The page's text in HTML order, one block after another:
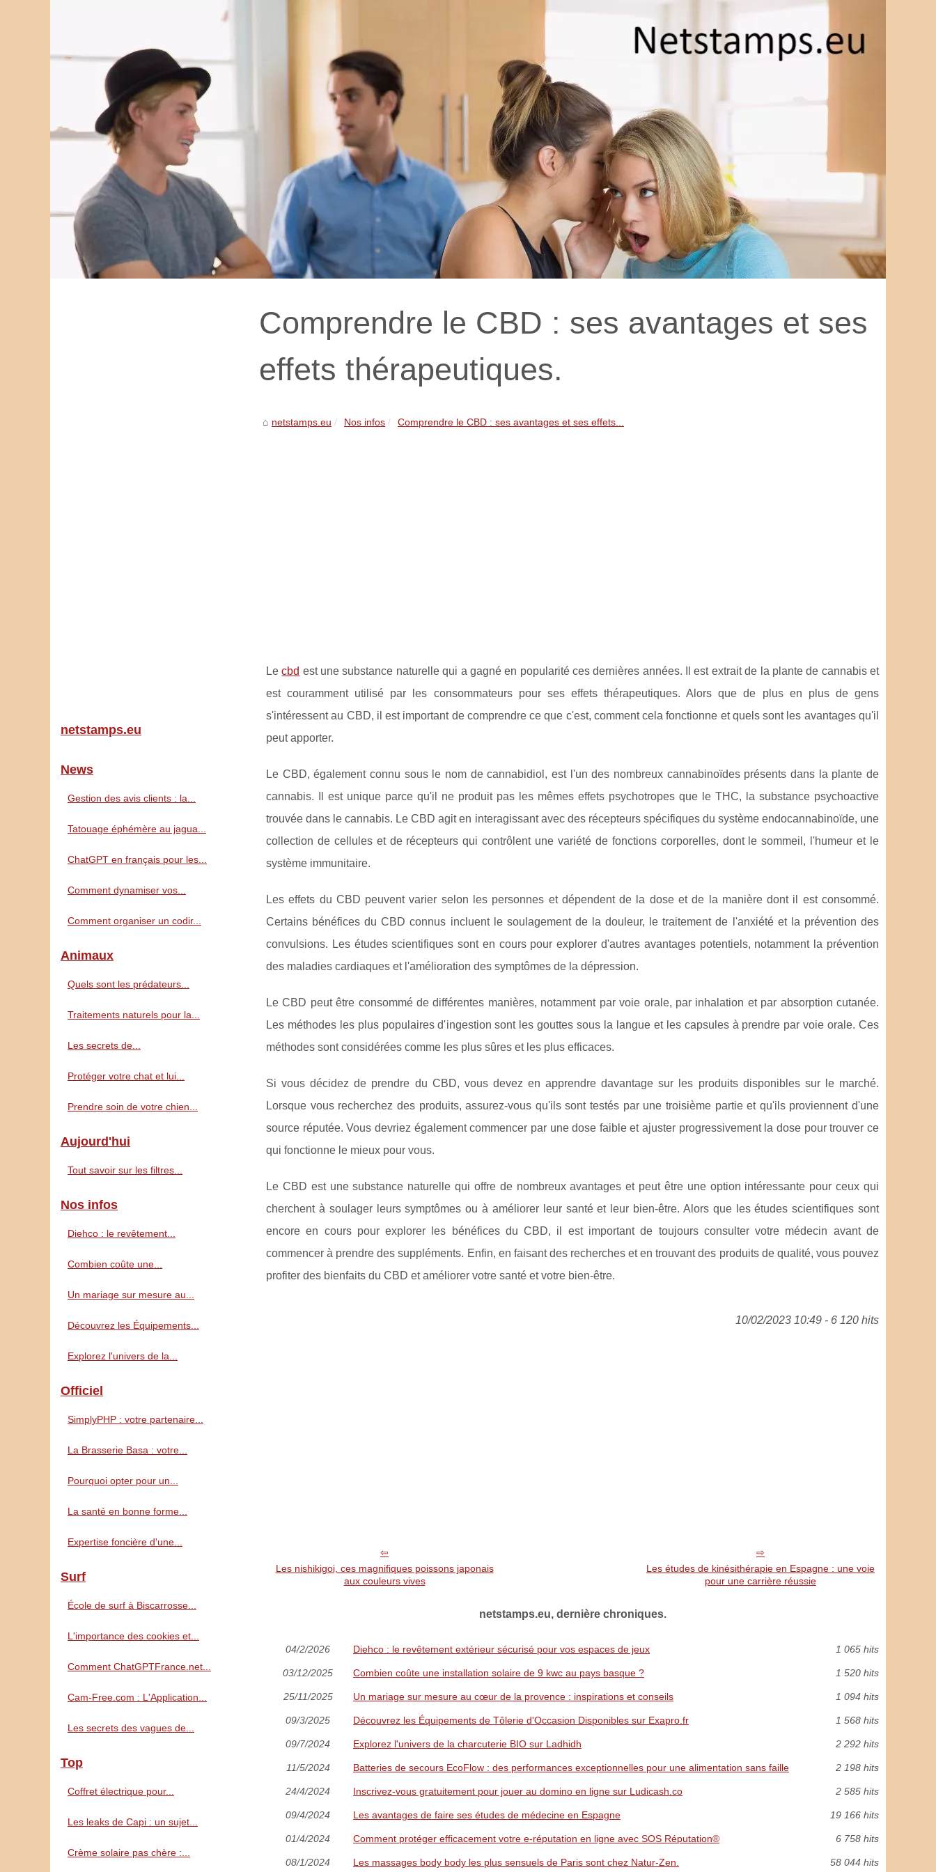
Comprendre le CBD : ses avantages et ses
effets thérapeutiques.
netstamps.eu Nos infos Comprendre le CBD : ses avantages et ses effets...
Lecbd est une substance naturelle qui a gagné en popularité ces dernières années. Il est extrait de la plante de cannabis et
est couramment utilisé par les consommateurs pour ses effets thérapeutiques. Alors que de plus en plus de gens
s'intéressent au CBD, il est important de comprendre ce que c'est, comment cela fonctionne et quels sont les avantages qu'il
peut apporter.
Le CBD, également connu sous le nom de cannabidiol, est l'un des nombreux cannabinoïdes présents dans la plante de
cannabis. Il est unique parce qu'il ne produit pas les mêmes effets psychotropes que le THC, la substance psychoactive
trouvée dans le cannabis. Le CBD agit en interagissant avec des récepteurs spécifiques du système endocannabinoïde, une
collection de cellules et de récepteurs qui contrôlent une variété de fonctions corporelles, dont le sommeil, l'humeur et le
système immunitaire.
Les effets du CBD peuvent varier selon les personnes et dépendent de la dose et de la manière dont il est consommé.
Certains bénéfices du CBD connus incluent le soulagement de la douleur, le traitement de l'anxiété et la prévention des
convulsions. Les études scientifiques sont en cours pour explorer d'autres avantages potentiels, notamment la prévention
des maladies cardiaques et l'amélioration des symptômes de la dépression.
Le CBD peut être consommé de différentes manières, notamment par voie orale, par inhalation et par absorption cutanée.
Les méthodes les plus populaires d'ingestion sont les gouttes sous la langue et les capsules à prendre par voie orale. Ces
méthodes sont considérées comme les plus sûres et les plus efficaces.
Si vous décidez de prendre du CBD, vous devez en apprendre davantage sur les produits disponibles sur le marché.
Lorsque vous recherchez des produits, assurez-vous qu'ils sont testés par une troisième partie et qu'ils proviennent d'une
source réputée. Vous devriez également commencer par une dose faible et ajuster progressivement la dose pour trouver ce
qui fonctionne le mieux pour vous.
Le CBD est une substance naturelle qui offre de nombreux avantages et peut être une option intéressante pour ceux qui
cherchent à soulager leurs symptômes ou à améliorer leur santé et leur bien-être. Alors que les études scientifiques sont
encore en cours pour explorer les bénéfices du CBD, il est important de toujours consulter votre médecin avant de
commencer à prendre des suppléments. Enfin, en faisant des recherches et en trouvant des produits de qualité, vous pouvez
profiter des bienfaits du CBD et améliorer votre santé et votre bien-être.
10/02/2023 10:49 - 6 120 hits
Les nishikigoi, ces magnifiques poissons japonais
aux couleurs vives
Les études de kinésithérapie en Espagne : une voie
pour une carrière réussie
netstamps.eu, dernière chroniques.
04/2/2026 Diehco : le revêtement extérieur sécurisé pour vos espaces de jeux 1 065 hits
03/12/2025 Combien coûte une installation solaire de 9 kwc au pays basque ? 1 520 hits
25/11/2025 Un mariage sur mesure au cœur de la provence : inspirations et conseils 1 094 hits
09/3/2025 Découvrez les Équipements de Tôlerie d'Occasion Disponibles sur Exapro.fr 1 568 hits
09/7/2024 Explorez l'univers de la charcuterie BIO sur Ladhidh 2 292 hits
11/5/2024 Batteries de secours EcoFlow : des performances exceptionnelles pour une alimentation sans faille 2 198 hits
24/4/2024 Inscrivez-vous gratuitement pour jouer au domino en ligne sur Ludicash.co 2 585 hits
09/4/2024 Les avantages de faire ses études de médecine en Espagne 19 166 hits
01/4/2024 Comment protéger efficacement votre e-réputation en ligne avec SOS Réputation® 6 758 hits
08/1/2024 Les massages body body les plus sensuels de Paris sont chez Natur-Zen. 58 044 hits
netstamps.eu
News
Gestion des avis clients : la...
Tatouage éphémère au jagua...
ChatGPT en français pour les...
Comment dynamiser vos...
Comment organiser un codir...
Animaux
Quels sont les prédateurs...
Traitements naturels pour la...
Les secrets de...
Protéger votre chat et lui...
Prendre soin de votre chien...
Aujourd'hui
Tout savoir sur les filtres...
Nos infos
Diehco : le revêtement...
Combien coûte une...
Un mariage sur mesure au...
Découvrez les Équipements...
Explorez l'univers de la...
Officiel
SimplyPHP : votre partenaire...
La Brasserie Basa : votre...
Pourquoi opter pour un...
La santé en bonne forme...
Expertise foncière d'une...
Surf
École de surf à Biscarrosse...
L'importance des cookies et...
Comment ChatGPTFrance.net...
Cam-Free.com : L'Application...
Les secrets des vagues de...
Top
Coffret électrique pour...
Les leaks de Capi : un sujet...
Crème solaire pas chère :...